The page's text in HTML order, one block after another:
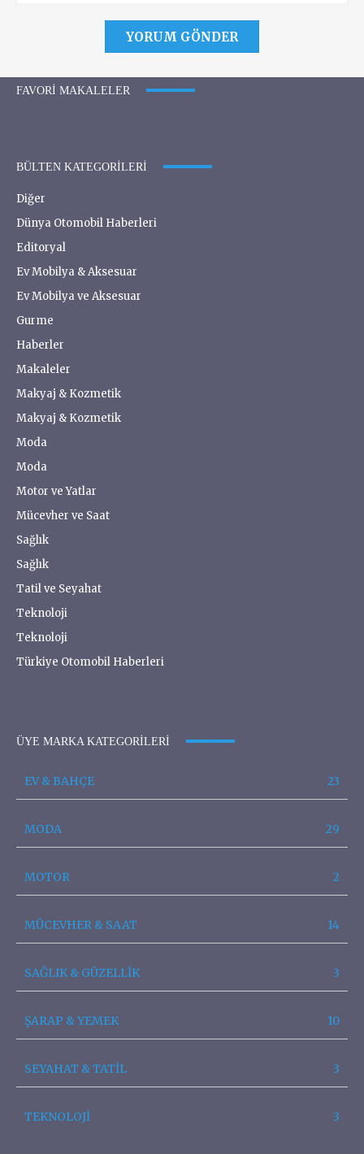
FAVORI MAKALELER
BÜLTEN KATEGORILERI
Diğer
Dünya Otomobil Haberleri
Editoryal
Ev Mobilya & Aksesuar
Ev Mobilya ve Aksesuar
Gurme
Haberler
Makaleler
Makyaj & Kozmetik
Makyaj & Kozmetik
Moda
Moda
Motor ve Yatlar
Mücevher ve Saat
Sağlık
Sağlık
Tatil ve Seyahat
Teknoloji
Teknoloji
Türkiye Otomobil Haberleri
ÜYE MARKA KATEGORILERI
EV & BAHÇE 23
MODA 29
MOTOR 2
MÜCEVHER & SAAT 14
SAĞLIK & GÜZELLİK 3
ŞARAP & YEMEK 10
SEYAHAT & TATİL 3
TEKNOLOJİ 3